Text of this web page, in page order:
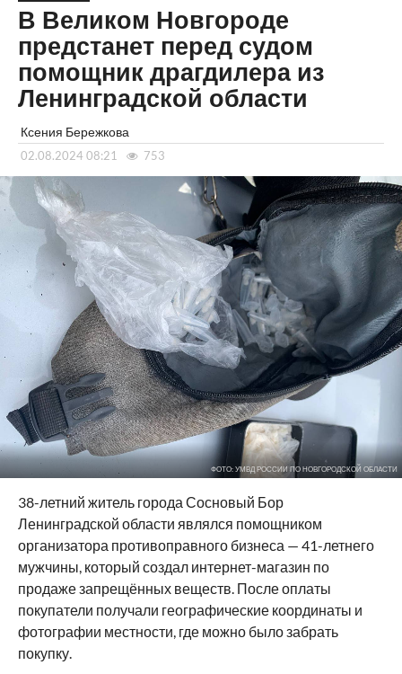
В Великом Новгороде
предстанет перед судом
помощник драгдилера из
Ленинградской области
Ксения Бережкова
02.08.2024 08:21 753
ФОТО: УМВД РОССИИ ПО НОВГОРОДСКОЙ ОБЛАСТИ
38-летний житель города Сосновый Бор
Ленинградской области являлся помощником
организатора противоправного бизнеса — 41-летнего
мужчины, который создал интернет-магазин по
продаже запрещённых веществ. После оплаты
покупатели получали географические координаты и
фотографии местности, где можно было забрать
покупку.